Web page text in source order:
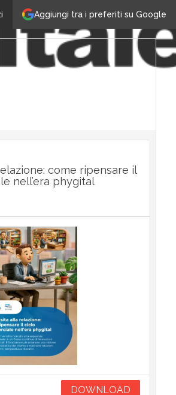
Aggiungi tra i preferiti su Google
come ripensare il
nell’era phygital
DOWNLOAD